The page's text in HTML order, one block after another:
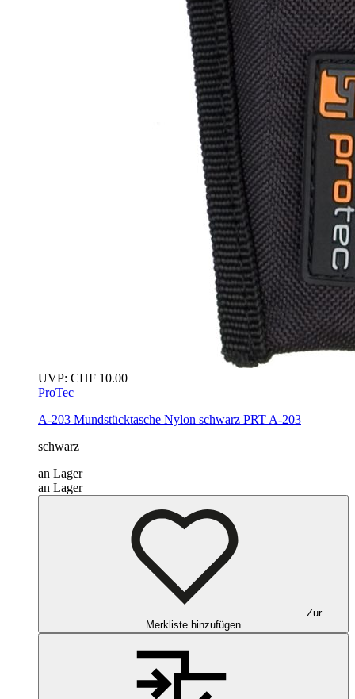
UVP: CHF 10.00
ProTec
A-203 Mundstücktasche Nylon schwarz PRT A-203
schwarz
an Lager
an Lager
Zur
Merkliste hinzufügen